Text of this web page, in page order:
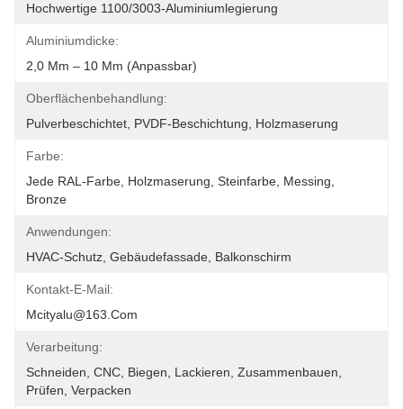
Hochwertige 1100/3003-Aluminiumlegierung
Aluminiumdicke:
2,0 Mm – 10 Mm (anpassbar)
Oberflächenbehandlung:
Pulverbeschichtet, PVDF-Beschichtung, Holzmaserung
Farbe:
Jede RAL-Farbe, Holzmaserung, Steinfarbe, Messing,
Bronze
Anwendungen:
HVAC-Schutz, Gebäudefassade, Balkonschirm
Kontakt-E-Mail:
Mcityalu@163.com
Verarbeitung:
Schneiden, CNC, Biegen, Lackieren, Zusammenbauen,
Prüfen, Verpacken